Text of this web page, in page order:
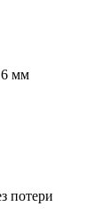
6 мм
потери